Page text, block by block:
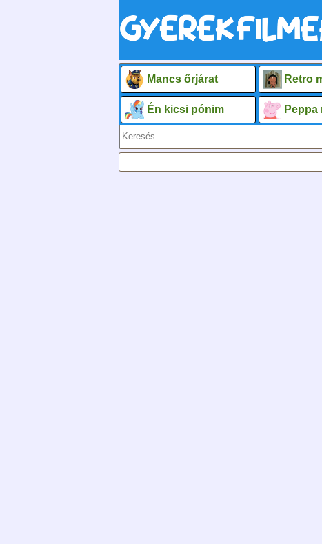
Mancs őrjárat Retro
Én kicsi pónim Peppa